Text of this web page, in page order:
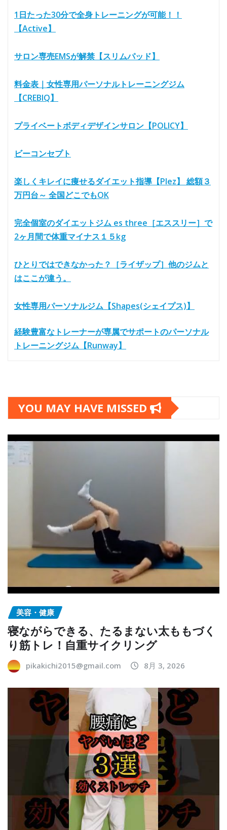
1日たった30分で全身トレーニングが可能！！
【Active】
サロン専売EMSが解禁【スリムパッド】
料金表｜女性専用パーソナルトレーニングジム
【CREBIQ】
プライベートボディデザインサロン【POLICY】
ビーコンセプト
楽しくキレイに痩せるダイエット指導【Plez】 総額３
万円台～ 全国どこでもOK
完全個室のダイエットジム es three［エススリー］で
2ヶ月間で体重マイナス１５kg
ひとりではできなかった？［ライザップ］他のジムと
はここが違う。
女性専用パーソナルジム【Shapes(シェイプス)】
経験豊富なトレーナーが専属でサポートのパーソナル
トレーニングジム【Runway】
YOU MAY HAVE MISSED
美容・健康
寝ながらできる、たるまない太ももづく
り筋トレ！自重サイクリング
pikakichi2015@gmail.com 8月 3, 2026